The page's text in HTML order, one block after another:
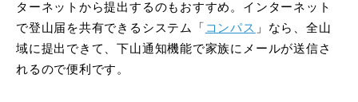
ターネットから提出するのもおすすめ。インターネット
で登山届を共有できるシステム「 コンパス 」なら、全山
域に提出できて、下山通知機能で家族にメールが送信さ
れるので便利です。